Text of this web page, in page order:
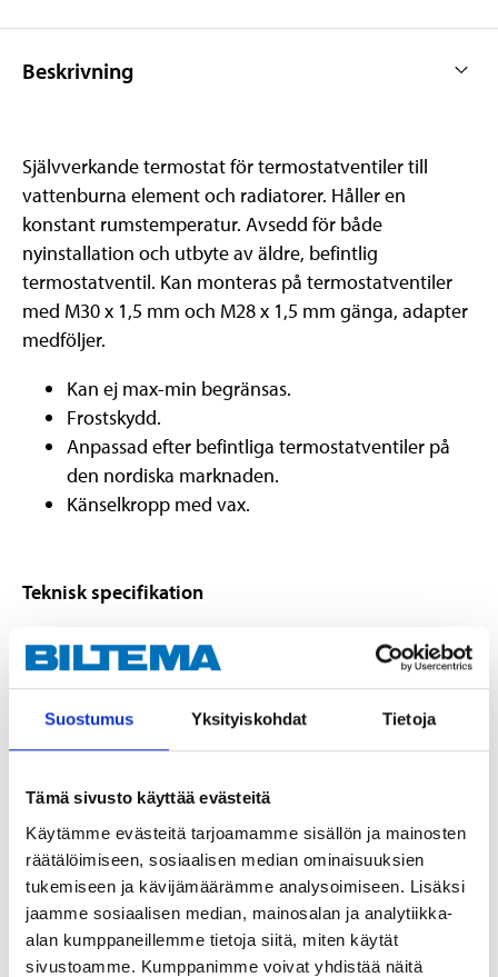
Suostumus Yksityiskohdat Tietoja
Tämä sivusto käyttää evästeitä
Käytämme evästeitä tarjoamamme sisällön ja mainosten
räätälöimiseen, sosiaalisen median ominaisuuksien
tukemiseen ja kävijämäärämme analysoimiseen. Lisäksi
jaamme sosiaalisen median, mainosalan ja analytiikka-
alan kumppaneillemme tietoja siitä, miten käytät
sivustoamme. Kumppanimme voivat yhdistää näitä
Beskrivning
Självverkande termostat för termostatventiler till
vattenburna element och radiatorer. Håller en
konstant rumstemperatur. Avsedd för både
nyinstallation och utbyte av äldre, befintlig
termostatventil. Kan monteras på termostatventiler
med M30 x 1,5 mm och M28 x 1,5 mm gänga, adapter
medföljer.
Kan ej max-min begränsas.
Frostskydd.
Anpassad efter befintliga termostatventiler på
den nordiska marknaden.
Känselkropp med vax.
Teknisk specifikation
Reglerområde
Arbetstryck
10 bar (max)
Tryckdifferens
1 bar (max)
Svarstid
Omgivningstemperatur
50 °C (max)
Temperaturområde
7–28 °C
Standard
EN215
Mått